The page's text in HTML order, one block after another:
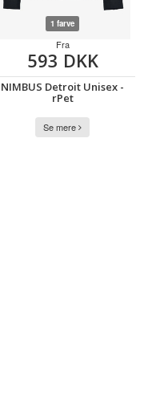
1 farve
Fra
593 DKK
NIMBUS Detroit Unisex -
rPet
Se mere